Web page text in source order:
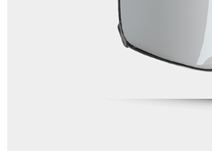
Hit enter to search or ESC to close